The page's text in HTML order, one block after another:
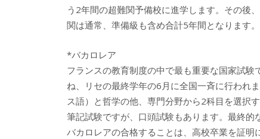
う 2年間の超難関予備校に進学します。その後
関は通常、準備級も含め合計5年間となります。
*バカロレア
フランスの教育制度の中で最も重要な国家試
ね、リセの最終学年の6月に全国一斉に行われま
ス語）と哲学の他、専門分野から2科目を選択
筆記試験ですが、口頭試験もあります。最終的
バカロレアの合格することは、高校卒業を証